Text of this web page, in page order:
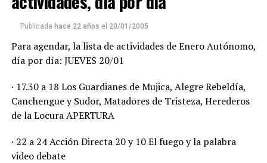
Publicada hace 22 años el 20/01/2005
Para agendar, la lista de actividades de Enero Autónomo,
día por día: JUEVES 20/01
· 17.30 a 18 Los Guardianes de Mujica, Alegre Rebeldía,
Canchengue y Sudor, Matadores de Tristeza, Herederos
de la Locura APERTURA
· 22 a 24 Acción Directa 20 y 10 El fuego y la palabra
video debate